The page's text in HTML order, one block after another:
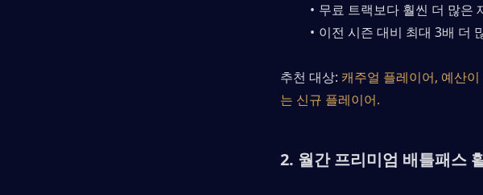
무료 트랙보다 훨씬 더 많은
이전 시즌 대비 최대 3배 더
추천 대상: 캐주얼 플레이어, 예산
는 신규 플레이어.
2. 월간 프리미엄 배틀패스